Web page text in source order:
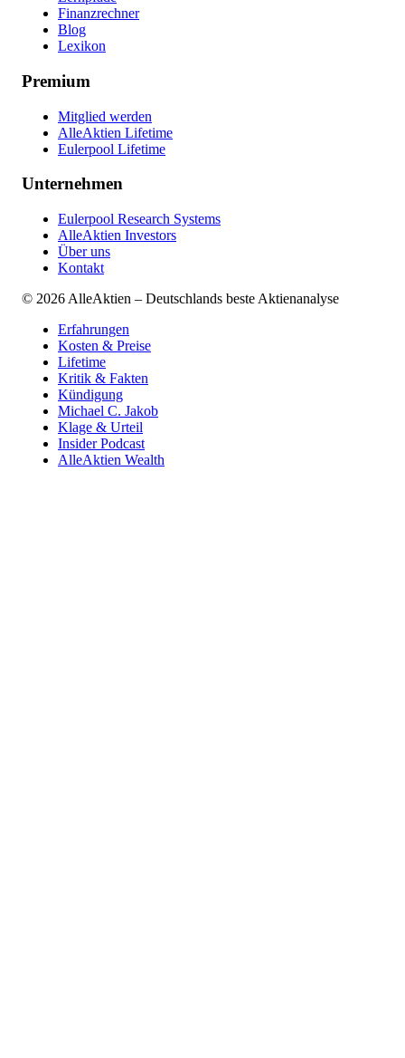
Finanzrechner
Blog
Lexikon
Premium
Mitglied werden
AlleAktien Lifetime
Eulerpool Lifetime
Unternehmen
Eulerpool Research Systems
AlleAktien Investors
Über uns
Kontakt
© 2026 AlleAktien – Deutschlands beste Aktienanalyse
Erfahrungen
Kosten & Preise
Lifetime
Kritik & Fakten
Kündigung
Michael C. Jakob
Klage & Urteil
Insider Podcast
AlleAktien Wealth